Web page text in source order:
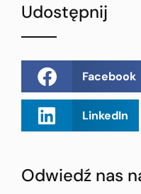
Udostępnij
Facebook
LinkedIn
Odwiedź nas